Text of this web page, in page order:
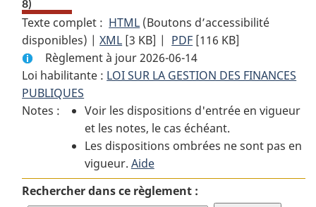
8)
Texte complet : HTML Texte
complet
:
Décret
remise
relatif
à
des
articles
de
(Boutons d’accessibilité
disponibles) |XML Texte
complet
:
de
remise
relatif
à
des
articles
[3 KB] | PDF Texte
complet
:
de
remise
relatif
des
articles
[116 KB]
Règlement à jour 2026-06-14
Loi habilitante : LOI SUR LA GESTION DES FINANCES
PUBLIQUES
Notes :
Voir les dispositions d'entrée en vigueur
et les notes, le cas échéant.
Les dispositions ombrées ne sont pas en
vigueur. Aide
Rechercher dans ce règlement :